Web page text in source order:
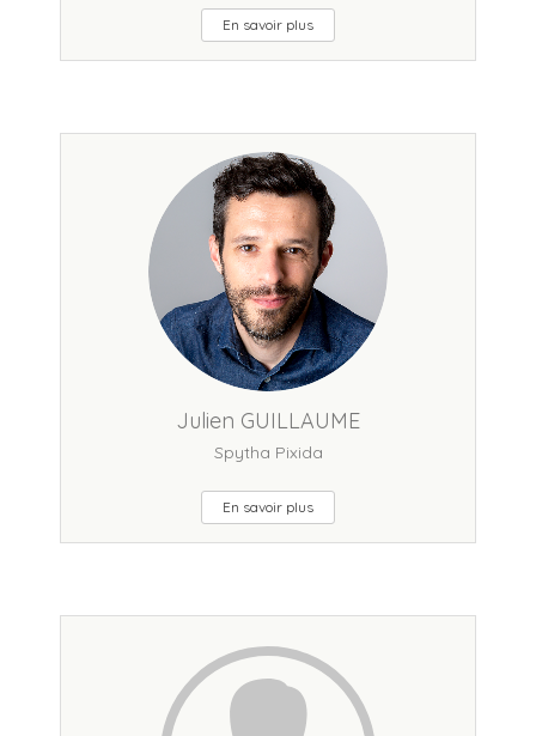
En savoir plus
Julien GUILLAUME
Spytha Pixida
En savoir plus